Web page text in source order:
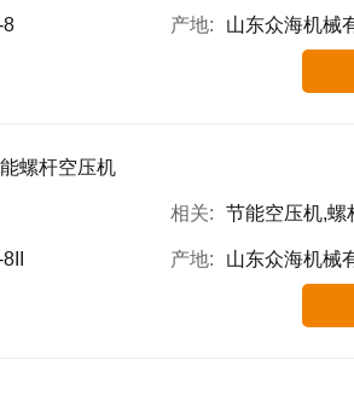
8 产地: 山东众海机械
螺杆空压机
相关: 节能空压机,螺杆
产地: 山东众海机械